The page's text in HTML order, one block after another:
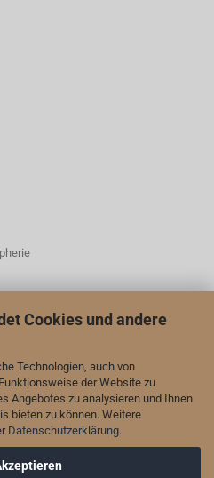
Cookies und andere
Technologien, auch von
der Website zu
Angebotes zu analysieren und Ihnen
bieten zu können. Weitere
Datenschutzerklärung.
vertreten: